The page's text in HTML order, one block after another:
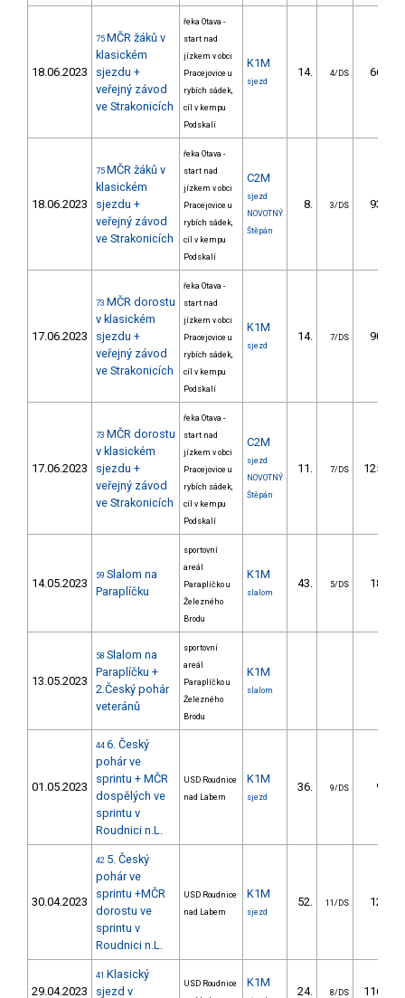
18.06.2023
75 MČR žáků v
klasickém
sjezdu +
veřejný závod
ve Strakonicích
řeka Otava -
start nad
jízkem v obci
Pracejovice u
rybích sádek,
cíl v kempu
Podskalí
K1M
sjezd
14. 4/DS 66.97
18.06.2023
75 MČR žáků v
klasickém
sjezdu +
veřejný závod
ve Strakonicích
řeka Otava -
start nad
jízkem v obci
Pracejovice u
rybích sádek,
cíl v kempu
Podskalí
C2M
sjezd
NOVOTNÝ
Štěpán
8. 3/DS 93.06
17.06.2023
73 MČR dorostu
v klasickém
sjezdu +
veřejný závod
ve Strakonicích
řeka Otava -
start nad
jízkem v obci
Pracejovice u
rybích sádek,
cíl v kempu
Podskalí
K1M
sjezd
14. 7/DS 90.98
17.06.2023
73 MČR dorostu
v klasickém
sjezdu +
veřejný závod
ve Strakonicích
řeka Otava -
start nad
jízkem v obci
Pracejovice u
rybích sádek,
cíl v kempu
Podskalí
C2M
sjezd
NOVOTNÝ
Štěpán
11. 7/DS 125.78
14.05.2023
59 Slalom na
Paraplíčku
sportovní
areál
Paraplíčko u
Železného
Brodu
K1M
slalom
43. 5/DS 18.50
13.05.2023
58 Slalom na
Paraplíčku +
2.Český pohár
veteránů
sportovní
areál
Paraplíčko u
Železného
Brodu
K1M
slalom
01.05.2023
44 6. Český
pohár ve
sprintu + MČR
dospělých ve
sprintu v
Roudnici n.L.
USD Roudnice
nad Labem
K1M
sjezd
36. 9/DS 9.45
30.04.2023
42 5. Český
pohár ve
sprintu +MČR
dorostu ve
sprintu v
Roudnici n.L.
USD Roudnice
nad Labem
K1M
sjezd
52. 11/DS 12.20
29.04.2023
41 Klasický
sjezd v
USD Roudnice
K1M
24. 8/DS 116.13